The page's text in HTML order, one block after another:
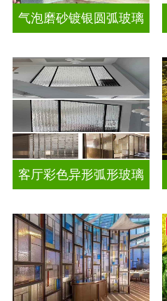
气泡磨砂镀银圆弧玻璃
客厅彩色异形弧形玻璃